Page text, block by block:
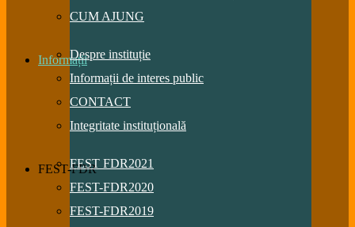
CUM AJUNG
InformațiiDespre instituție
Informații de interes public
CONTACT
Integritate instituțională
FEST-FDRFEST FDR2021
FEST-FDR2020
FEST-FDR2019